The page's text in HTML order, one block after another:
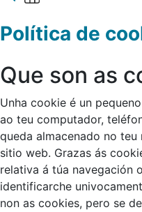
Política de
Que son as
Unha cookie é un
ao teu computador,
queda almacenado no
sitio web. Grazas ás
relativa á túa navegación
identificarche
non as cookies, pero se